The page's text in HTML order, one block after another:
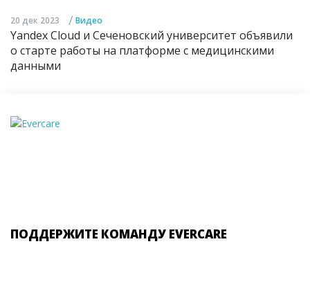
20 дек 2023 / Видео
Yandex Cloud и Сеченовский университет объявили
о старте работы на платформе с медицинскими
данными
ПОДДЕРЖИТЕ КОМАНДУ EVERCARE